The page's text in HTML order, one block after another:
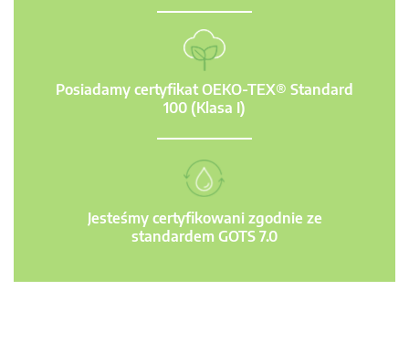
Posiadamy certyfikat OEKO-TEX® Standard
100 (Klasa I)
Jesteśmy certyfikowani zgodnie ze
standardem GOTS 7.0